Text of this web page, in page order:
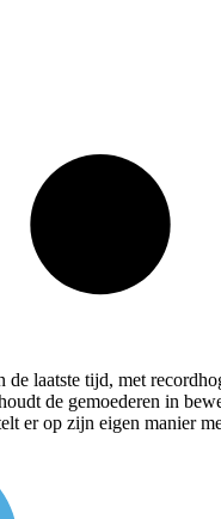
de laatste tijd, met
de gemoederen in
er op zijn eigen manier